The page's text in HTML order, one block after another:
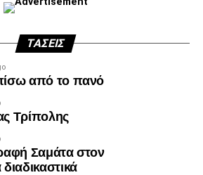
ΤΆΣΕΙΣ
από το πανό
Τρίπολης
Σαμάτα στον